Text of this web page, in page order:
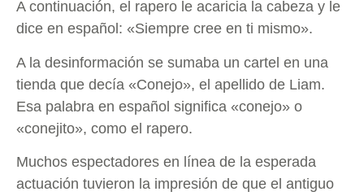
A continuación, el rapero le acaricia la cabeza y le
dice en español: «Siempre cree en ti mismo».
A la desinformación se sumaba un cartel en una
tienda que decía «Conejo», el apellido de Liam.
Esa palabra en español significa «conejo» o
«conejito», como el rapero.
Muchos espectadores en línea de la esperada
actuación tuvieron la impresión de que el antiguo